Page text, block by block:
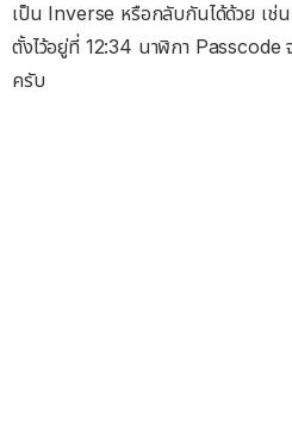
เป็น Inverse หรือกลับกันได้ด้วย เช่
ตั้งไว้อยู่ที่ 12:34 นาฬิกา Passcode
ครับ